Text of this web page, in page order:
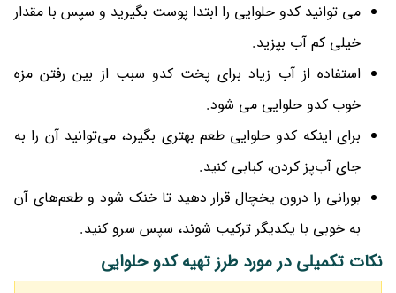
می توانید کدو حلوایی را ابتدا پوست بگیرید و سپس با مقدار
خیلی کم آب بپزید.
استفاده از آب زیاد برای پخت کدو سبب از بین رفتن مزه
خوب کدو حلوایی می شود.
برای اینکه کدو حلوایی طعم بهتری بگیرد، می‌توانید آن را به
جای آب‌پز کردن، کبابی کنید.
بورانی را درون یخچال قرار دهید تا خنک شود و طعم‌های آن
به خوبی با یکدیگر ترکیب شوند، سپس سرو کنید.
نکات تکمیلی در مورد طرز تهیه کدو حلوایی